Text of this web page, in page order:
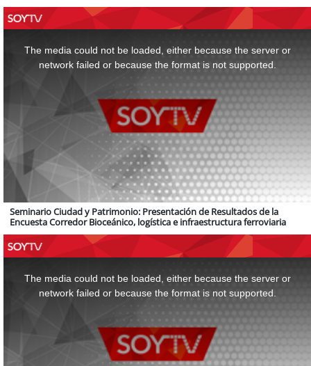
The media could not be loaded, either because the server or
network failed or because the format is not supported.
Seminario Ciudad y Patrimonio: Presentación de Resultados de la
Encuesta Corredor Bioceánico, logística e infraestructura ferroviaria
The media could not be loaded, either because the server or
network failed or because the format is not supported.